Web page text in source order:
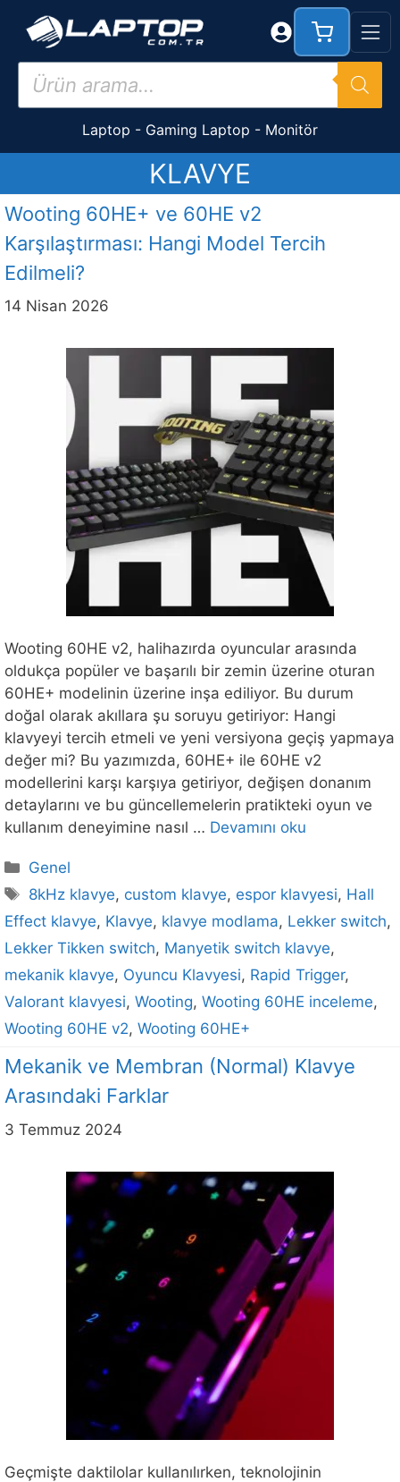
Products
search
Laptop - Gaming Laptop - Monitör
KLAVYE
Wooting 60HE+ ve 60HE v2
Karşılaştırması: Hangi Model Tercih
Edilmeli?
14 Nisan 2026
Wooting 60HE v2, halihazırda oyuncular arasında
oldukça popüler ve başarılı bir zemin üzerine oturan
60HE+ modelinin üzerine inşa ediliyor. Bu durum
doğal olarak akıllara şu soruyu getiriyor: Hangi
klavyeyi tercih etmeli ve yeni versiyona geçiş yapmaya
değer mi? Bu yazımızda, 60HE+ ile 60HE v2
modellerini karşı karşıya getiriyor, değişen donanım
detaylarını ve bu güncellemelerin pratikteki oyun ve
kullanım deneyimine nasıl … Devamını oku
Kategoriler
Genel
Etiketler
8kHz klavye, custom klavye, espor klavyesi, Hall
Effect klavye, Klavye, klavye modlama, Lekker switch,
Lekker Tikken switch, Manyetik switch klavye,
mekanik klavye, Oyuncu Klavyesi, Rapid Trigger,
Valorant klavyesi, Wooting, Wooting 60HE inceleme,
Wooting 60HE v2, Wooting 60HE+
Mekanik ve Membran (Normal) Klavye
Arasındaki Farklar
3 Temmuz 2024
Geçmişte daktilolar kullanılırken, teknolojinin